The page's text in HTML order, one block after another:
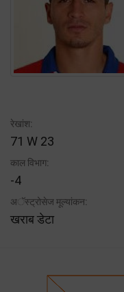
रेखांश:
71 W 23
काल विभाग:
-4
अॅस्ट्रोसेज मूल्यांकन:
खराब डेटा